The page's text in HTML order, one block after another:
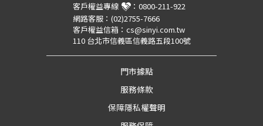
客戶權益專線 ： 0800-211-922
網路客服： (02)2755-7666
客戶權益信箱： cs@sinyi.com.tw
110 台北市信義區信義路五段100號
門市據點
服務條款
保障隱私權聲明